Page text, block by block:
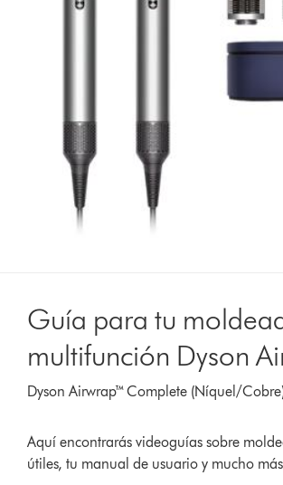
Guía para tu
multifunción Dyson
Dyson Airwrap™ Complete (Níquel/
Aquí encontrarás videoguías sobre
útiles, tu manual de usuario y mucho